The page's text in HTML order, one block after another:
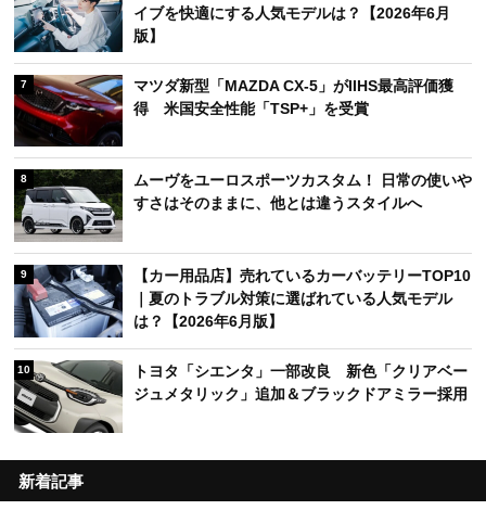
イブを快適にする人気モデルは？【2026年6月
版】
7
マツダ新型「MAZDA CX-5」がIIHS最高評価獲
得 米国安全性能「TSP+」を受賞
8
ムーヴをユーロスポーツカスタム！ 日常の使いや
すさはそのままに、他とは違うスタイルへ
9
【カー用品店】売れているカーバッテリーTOP10
｜夏のトラブル対策に選ばれている人気モデル
は？【2026年6月版】
10
トヨタ「シエンタ」一部改良 新色「クリアベー
ジュメタリック」追加＆ブラックドアミラー採用
新着記事